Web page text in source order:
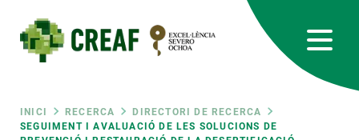
contingut
Fil
INICI RECERCA
DIRECTORI DE RECERCA
SEGUIMENT I AVALUACIÓ DE LES SOLUCIONS DE
RRSS